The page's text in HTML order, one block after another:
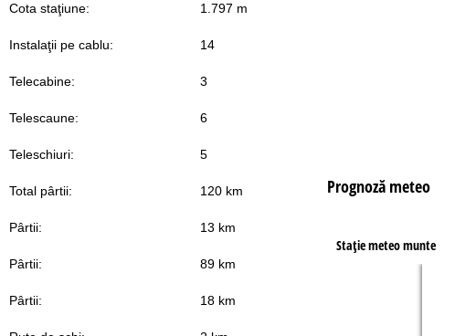
Cota staţiune: 1.797 m
Instalaţii pe cablu: 14
Telecabine: 3
Telescaune: 6
Teleschiuri: 5
Total pârtii: 120 km
Pârtii: 13 km
Pârtii: 89 km
Pârtii: 18 km
Prognoză meteo
Staţie meteo munte